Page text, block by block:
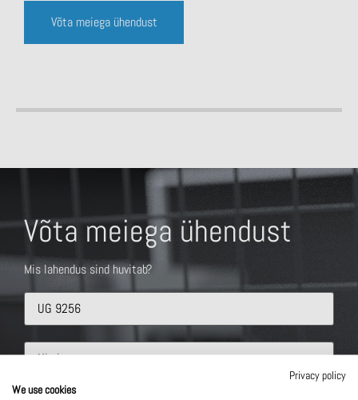
Võta meiega ühendust
Võta meiega ühendust
Mis lahendus sind huvitab?
Privacy policy
We use cookies